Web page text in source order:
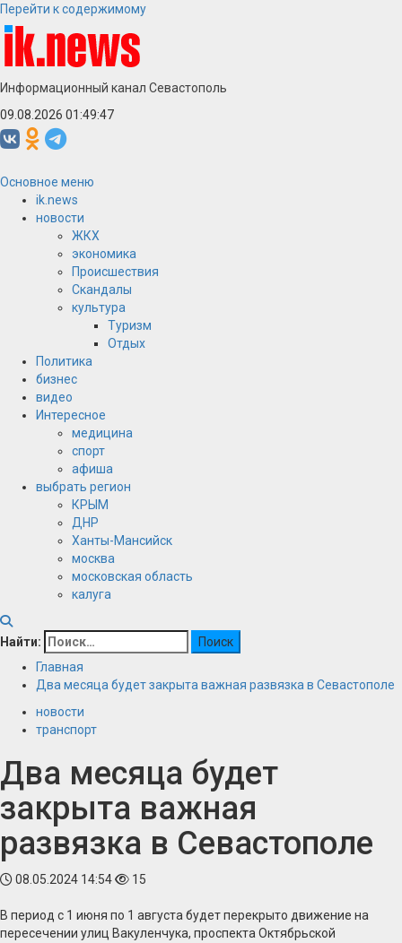
Перейти к содержимому
Информационный канал Севастополь
09.08.2026 01:49:47
Основное меню
ik.news
новости
ЖКХ
экономика
Происшествия
Скандалы
культура
Туризм
Отдых
Политика
бизнес
видео
Интересное
медицина
спорт
афиша
выбрать регион
КРЫМ
ДНР
Ханты-Мансийск
москва
московская область
калуга
Найти:
Главная
Два месяца будет закрыта важная развязка в Севастополе
новости
транспорт
Два месяца будет
закрыта важная
развязка в Севастополе
08.05.2024 14:54 15
В период с 1 июня по 1 августа будет перекрыто движение на
пересечении улиц Вакуленчука, проспекта Октябрьской